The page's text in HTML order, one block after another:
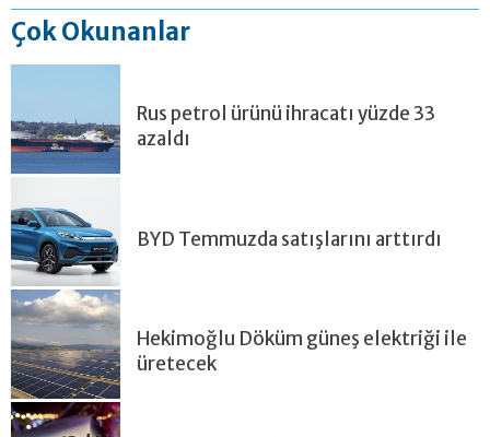
Çok Okunanlar
Rus petrol ürünü ihracatı yüzde 33
azaldı
BYD Temmuzda satışlarını arttırdı
Hekimoğlu Döküm güneş elektriği ile
üretecek